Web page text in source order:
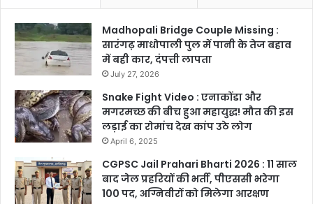
Madhopali Bridge Couple Missing :
सारंगढ़ माधोपाली पुल में पानी के तेज बहाव
में बही कार, दंपत्ती लापता
July 27, 2026
Snake Fight Video : एनाकोंडा और
मगरमच्छ की बीच हुआ महायुद्ध! मौत की इस
लड़ाई का रोमांच देख कांप उठे लोग
April 6, 2025
CGPSC Jail Prahari Bharti 2026 : 11 साल
बाद जेल प्रहरियों की भर्ती, पीएससी भरेगा
100 पद, अग्निवीरों को मिलेगा आरक्षण